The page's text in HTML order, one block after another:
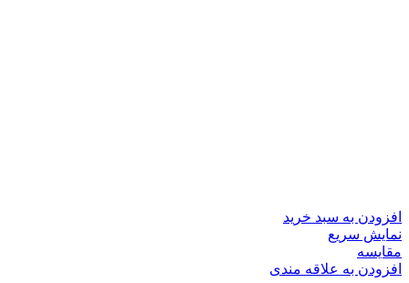
افزودن به سبد خرید
نمایش سریع
مقايسه
افزودن به علاقه مندی